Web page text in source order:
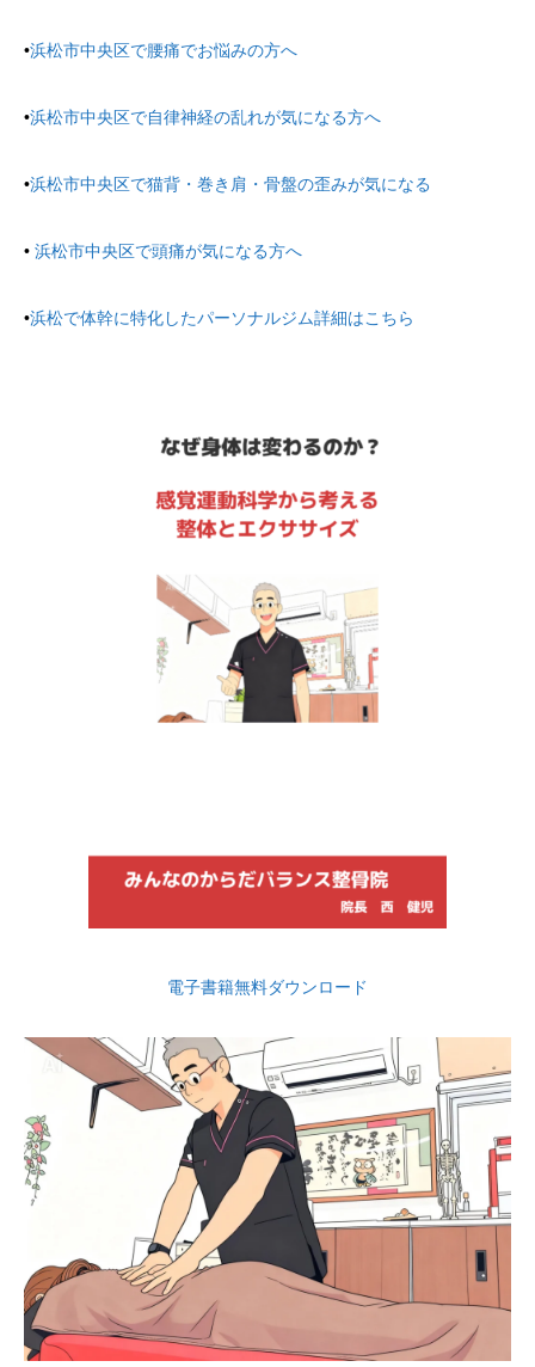
•浜松市中央区で腰痛でお悩みの方へ
•浜松市中央区で自律神経の乱れが気になる方へ
•浜松市中央区で猫背・巻き肩・骨盤の歪みが気になる
• 浜松市中央区で頭痛が気になる方へ
•浜松で体幹に特化したパーソナルジム詳細はこちら
電子書籍無料ダウンロード